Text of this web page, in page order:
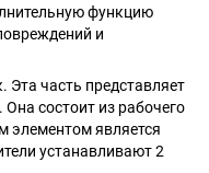
функцию
и
Эта часть представляет
состоит из рабочего
элементом является
устанавливают 2